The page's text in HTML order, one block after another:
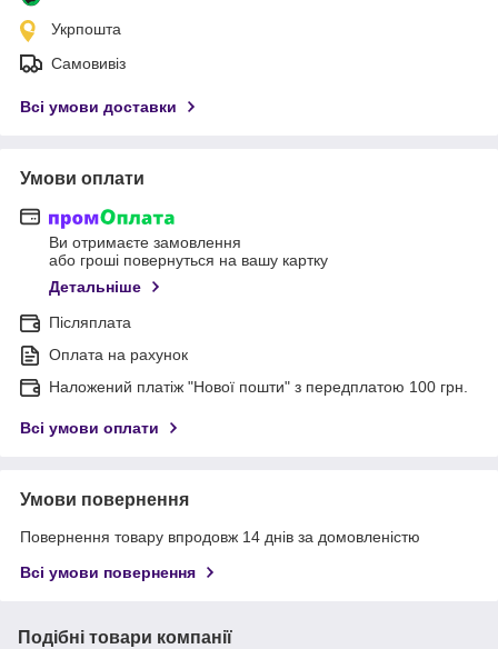
Укрпошта
Самовивіз
Всі умови доставки
Умови оплати
Ви отримаєте замовлення
або гроші повернуться на вашу картку
Детальніше
Післяплата
Оплата на рахунок
Наложений платіж "Нової пошти" з передплатою 100 грн.
Всі умови оплати
Умови повернення
Повернення товару впродовж 14 днів за домовленістю
Всі умови повернення
Подібні товари компанії